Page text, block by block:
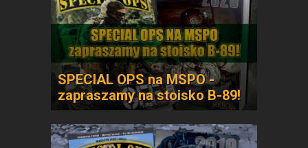
SPECIAL OPS na MSPO -
zapraszamy na stoisko B-89!